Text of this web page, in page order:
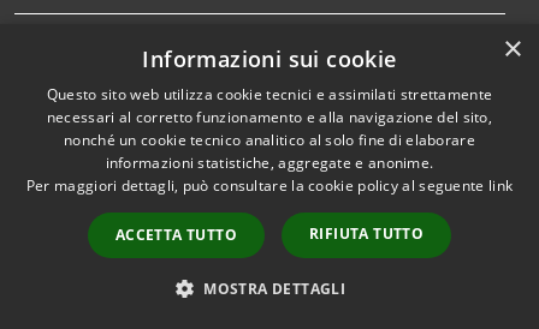
CONTATTI
Comune di Brembate di Sopra
Piazza Papa Giovanni Paolo II, Karol, Josef Wojtyla, 14,
24030 Brembate di sopra BG
82001410164
×
Informazioni sui cookie
Questo sito web utilizza cookie tecnici e assimilati strettamente
necessari al corretto funzionamento e alla navigazione del sito,
nonché un cookie tecnico analitico al solo fine di elaborare
informazioni statistiche, aggregate e anonime.
Per maggiori dettagli, può consultare la cookie policy al seguente link
ACCETTA TUTTO RIFIUTA TUTTO
MOSTRA DETTAGLI